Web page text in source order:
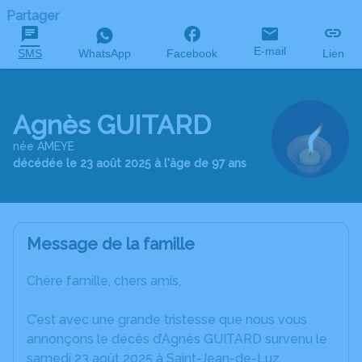
Partager
SMS WhatsApp Facebook E-mail Lien
Agnès GUITARD
née AMEYE
décédée le 23 août 2025 à l'âge de 97 ans
Message de la famille
Chère famille, chers amis,
C’est avec une grande tristesse que nous vous
annonçons le décès d’Agnès GUITARD survenu le
samedi 23 août 2025 à Saint-Jean-de-Luz.